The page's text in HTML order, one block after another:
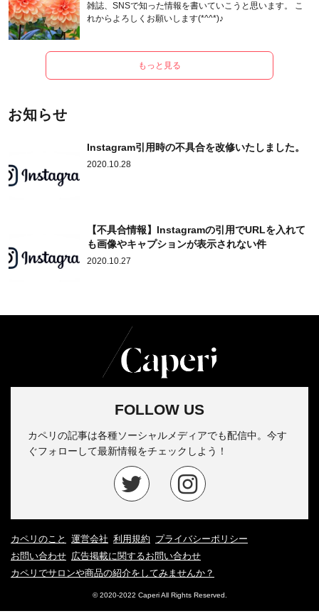
雑誌、SNSで知った情報を書いていこうと思います。 こ
れからよろしくお願いします(*^^*)♪
もっと見る
お知らせ
Instagram引用時の不具合を改修いたしました。
2020.10.28
【不具合情報】Instagramの引用でURLを入れて
も画像やキャプションが表示されない件
2020.10.27
FOLLOW US
カペリの記事は各種ソーシャルメディアでも配信中。今す
ぐフォローして最新情報をチェックしよう！
カペリのこと 運営会社 利用規約 プライバシーポリシー
お問い合わせ 広告掲載に関するお問い合わせ
カペリでサロンや商品の紹介をしてみませんか？
© 2020-2022 Caperi All Rights Reserved.